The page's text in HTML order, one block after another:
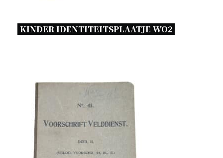
KINDER IDENTITEITSPLAATJE WO2